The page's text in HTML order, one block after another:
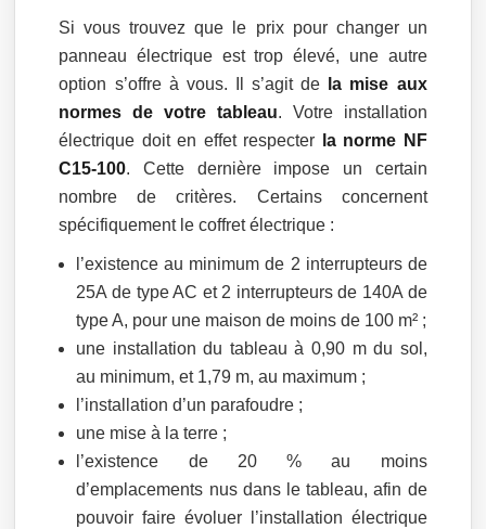
Si vous trouvez que le prix pour changer un
panneau électrique est trop élevé, une autre
option s’offre à vous. Il s’agit de la mise aux
normes de votre tableau. Votre installation
électrique doit en effet respecter
la norme NF
C15-100. Cette dernière impose un certain
nombre de critères. Certains concernent
spécifiquement le coffret électrique :
l’existence au minimum de 2 interrupteurs de
25A de type AC et 2 interrupteurs de 140A de
type A, pour une maison de moins de 100 m² ;
une installation du tableau à 0,90 m du sol,
au minimum, et 1,79 m, au maximum ;
l’installation d’un parafoudre ;
une mise à la terre ;
l’existence de 20 % au moins
d’emplacements nus dans le tableau, afin de
pouvoir faire évoluer l’installation électrique